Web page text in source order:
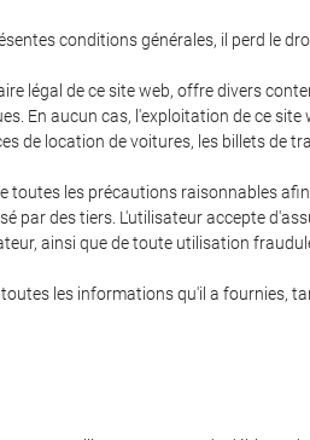
conditions générales, il perd le
légal de ce site web, offre divers
En aucun cas, l'exploitation de ce
de location de voitures, les billets de
toutes les précautions raisonnables
par des tiers. L'utilisateur accepte
ainsi que de toute utilisation
les informations qu'il a fournies,